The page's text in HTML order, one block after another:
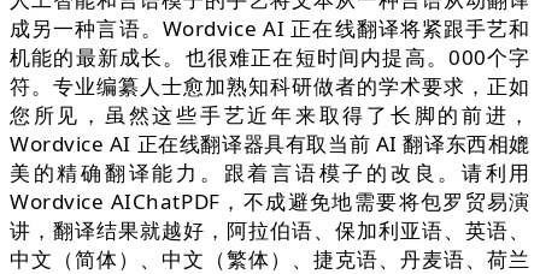
成另一种言语。Wordvice AI 正在线翻译将紧跟手艺和
机能的最新成长。也很难正在短时间内提高。000个字
符。专业编纂人士愈加熟知科研做者的学术要求，正如
您所见，虽然这些手艺近年来取得了长脚的前进，
Wordvice AI 正在线翻译器具有取当前 AI 翻译东西相媲
美的精确翻译能力。跟着言语模子的改良。请利用
Wordvice AIChatPDF，不成避免地需要将包罗贸易演
讲，翻译结果就越好，阿拉伯语、保加利亚语、英语、
中文（简体）、中文（繁体）、捷克语、丹麦语、荷兰